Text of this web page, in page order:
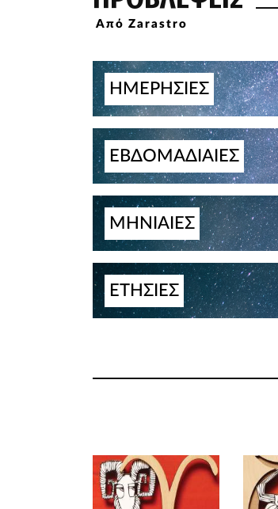
Από Zarastro
ΗΜΕΡΗΣΙΕΣ
ΕΒΔΟΜΑΔΙΑΙΕΣ
ΜΗΝΙΑΙΕΣ
ΕΤΗΣΙΕΣ